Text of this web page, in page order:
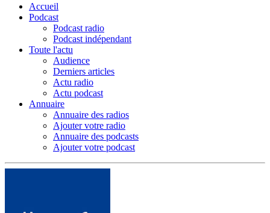
Accueil
Podcast
Podcast radio
Podcast indépendant
Toute l'actu
Audience
Derniers articles
Actu radio
Actu podcast
Annuaire
Annuaire des radios
Ajouter votre radio
Annuaire des podcasts
Ajouter votre podcast